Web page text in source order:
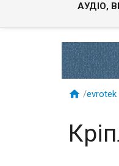
АУДІО,
 /evrotek